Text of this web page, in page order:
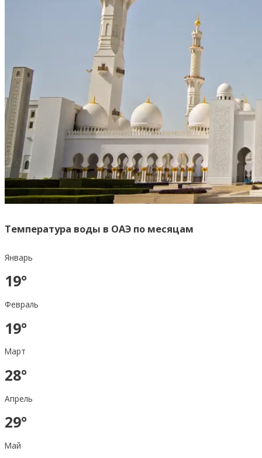
Температура воды в ОАЭ по месяцам
Январь
19°
Февраль
19°
Март
28°
Апрель
29°
Май